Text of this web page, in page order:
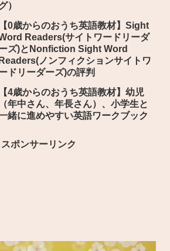
）
【0歳からのおうち英語教材】Sight
Readers(サイトワードリーダ
ズ)とNonfiction Sight Word
Readers(ノンフィクションサイトワ
ドリーダーズ)の評判
【4歳からのおうち英語教材】幼児
（年中さん、年長さん）、小学生と
緒に進めやすい英語ワークブック
スポンサーリンク